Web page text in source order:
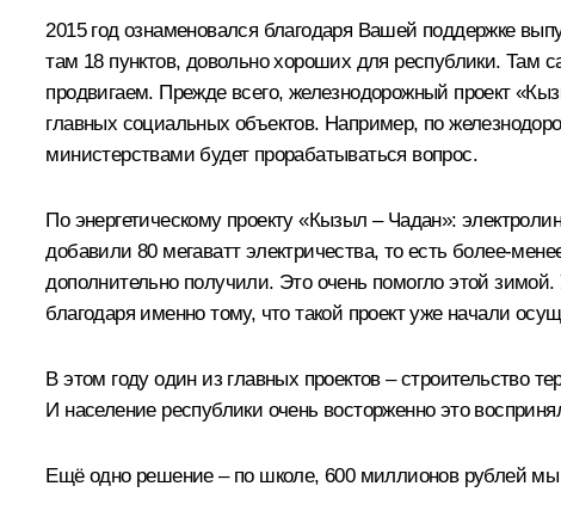
2015 год ознаменовался благодаря Вашей поддержке
там 18 пунктов, довольно хороших для республики. Там
продвигаем. Прежде всего, железнодорожный проект
главных социальных объектов. Например, по
министерствами будет прорабатываться вопрос.
По энергетическому проекту «Кызыл – Чадан»:
добавили 80 мегаватт электричества, то есть более-
дополнительно получили. Это очень помогло этой
благодаря именно тому, что такой проект уже начали
В этом году один из главных проектов – строительство
И население республики очень восторженно это
Ещё одно решение – по школе, 600 миллионов рублей мы